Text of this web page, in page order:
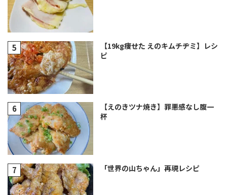
【19kg痩せた えのキムチヂミ】レシ
ピ
【えのきツナ焼き】罪悪感なし腹一
杯
「世界の山ちゃん」再現レシピ